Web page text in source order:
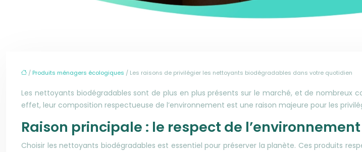
/ Produits ménagers écologiques / Les raisons de privilégier les nettoyants biodégradables dans votre quotidien
Les nettoyants biodégradables sont de plus en plus présents sur le marché, et de nombreux
effet, leur composition respectueuse de l’environnement est une raison majeure pour les
Raison principale : le respect de l’environnement
Choisir les nettoyants biodégradables est essentiel pour préserver la planète. Ces produits